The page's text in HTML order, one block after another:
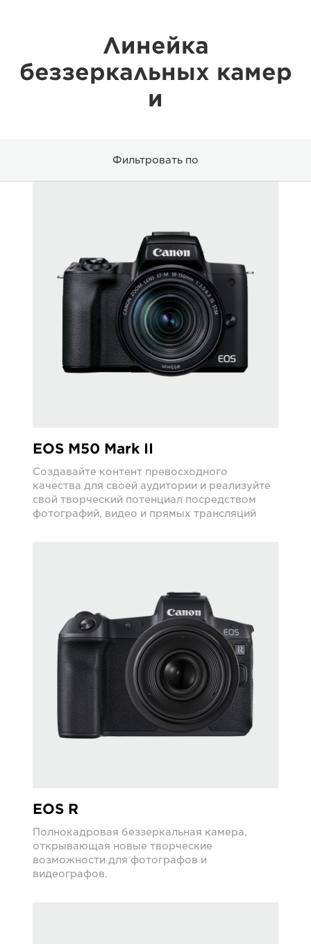
Линейка
беззеркальных камер
и
Фильтровать по
EOS M50 Mark II
Создавайте контент превосходного
качества для своей аудитории и реализуйте
свой творческий потенциал посредством
фотографий, видео и прямых трансляций
EOS R
Полнокадровая беззеркальная камера,
открывающая новые творческие
возможности для фотографов и
видеографов.